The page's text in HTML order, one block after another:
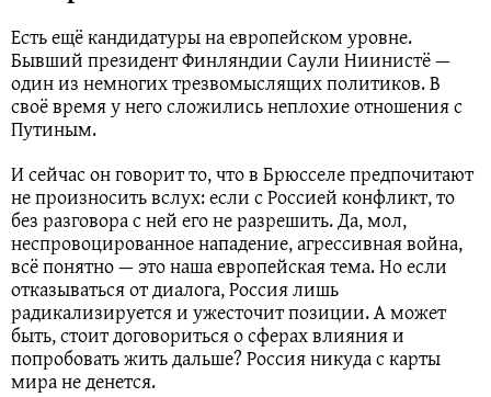
Есть ещё кандидатуры на европейском уровне.
Бывший президент Финляндии Саули Ниинистё —
один из немногих трезвомыслящих политиков. В
своё время у него сложились неплохие отношения с
Путиным.
И сейчас он говорит то, что в Брюсселе предпочитают
не произносить вслух: если с Россией конфликт, то
без разговора с ней его не разрешить. Да, мол,
неспровоцированное нападение, агрессивная война,
всё понятно — это наша европейская тема. Но если
отказываться от диалога, Россия лишь
радикализируется и ужесточит позиции. А может
быть, стоит договориться о сферах влияния и
попробовать жить дальше? Россия никуда с карты
мира не денется.